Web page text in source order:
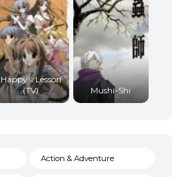
Happy☆Lesson
(TV)
Mushi-Shi
Action & Adventure